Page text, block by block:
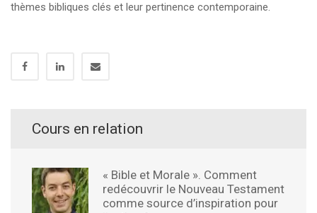
thèmes bibliques clés et leur pertinence contemporaine.
Cours en relation
« Bible et Morale ». Comment
redécouvrir le Nouveau Testament
comme source d’inspiration pour